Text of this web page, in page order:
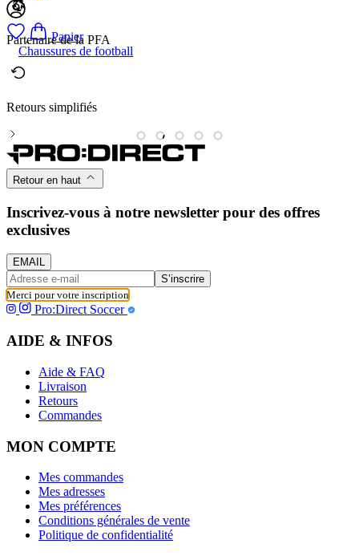
Panier
Chaussures de football
Partenaire de la PFA
Retours simplifiés
Retour en haut
Inscrivez-vous à notre newsletter pour des offres
exclusives
EMAIL
S’inscrire
Merci pour votre inscription
Pro:Direct Soccer
AIDE & INFOS
Aide & FAQ
Livraison
Retours
Commandes
MON COMPTE
Mes commandes
Mes adresses
Mes préférences
Conditions générales de vente
Politique de confidentialité